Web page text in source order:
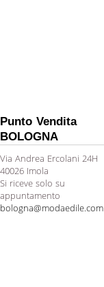
Punto Vendita
BOLOGNA
Via Andrea Ercolani 24H
40026 Imola
Si riceve solo su
appuntamento
bologna@modaedile.com